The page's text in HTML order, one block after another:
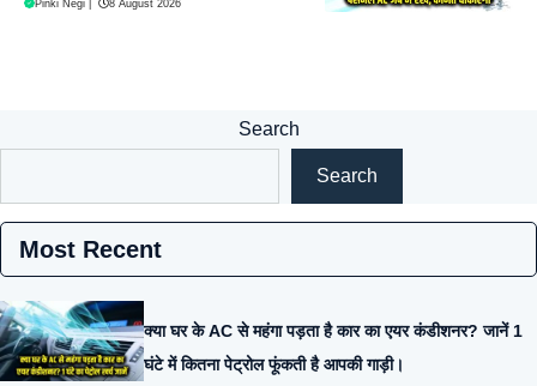
Pinki Negi 8 August 2026
Search
Search
Most Recent
क्या घर के AC से महंगा पड़ता है कार का एयर कंडीशनर? जानें 1
घंटे में कितना पेट्रोल फूंकती है आपकी गाड़ी।